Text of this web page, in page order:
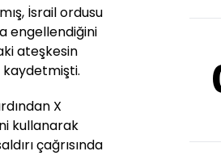
İsrail ordusu
engellendiğini
ateşkesin
kaydetmişti.
X
kullanarak
çağrısında